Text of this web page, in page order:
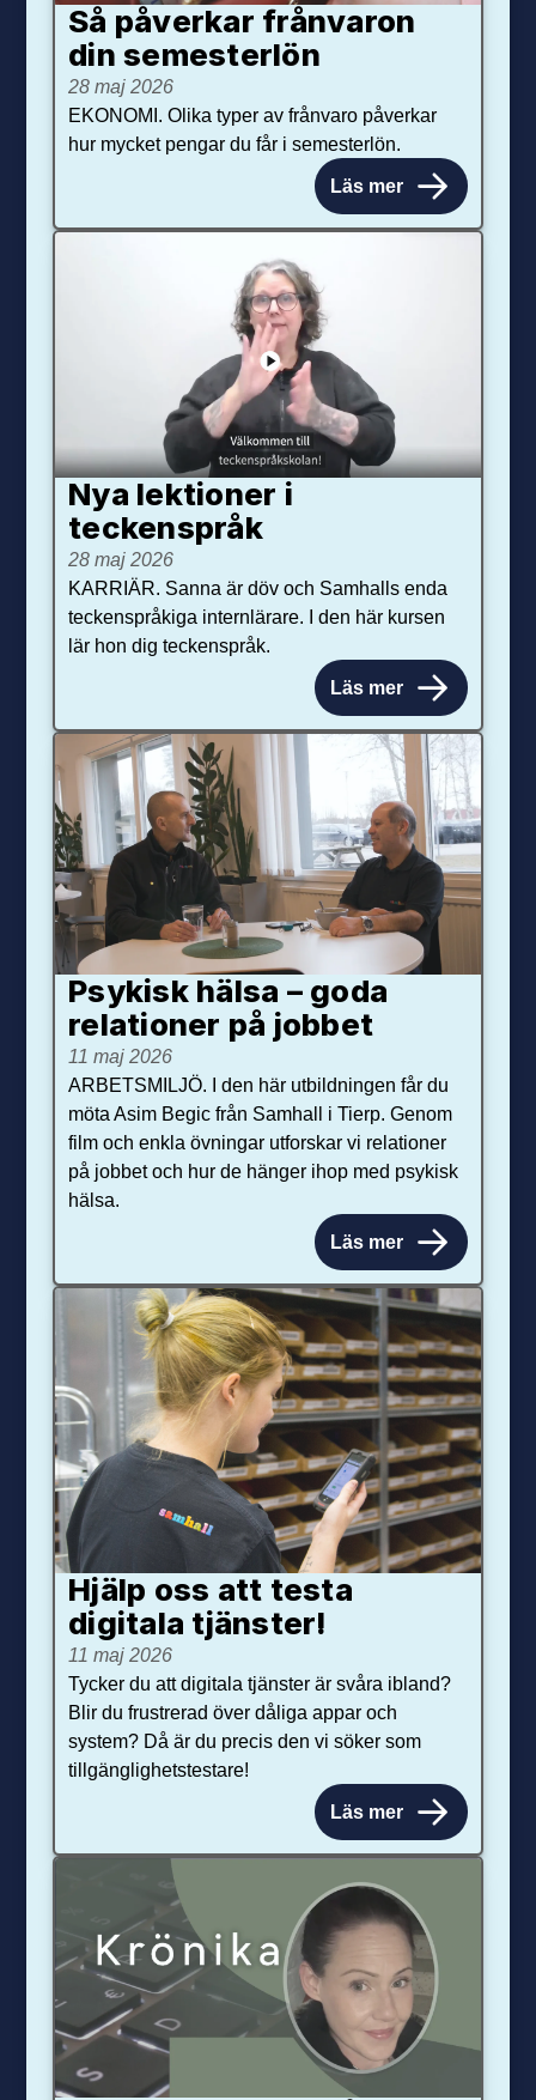
Så påverkar från­varon
din semester­lön
28 maj 2026
EKONOMI. Olika typer av frånvaro påverkar
hur mycket pengar du får i semesterlön.
Läs mer
Nya lektioner i
teckenspråk
28 maj 2026
KARRIÄR. Sanna är döv och Samhalls enda
teckenspråkiga internlärare. I den här kursen
lär hon dig teckenspråk.
Läs mer
Psykisk hälsa – goda
relationer på jobbet
11 maj 2026
ARBETSMILJÖ. I den här utbildningen får du
möta Asim Begic från Samhall i Tierp. Genom
film och enkla övningar utforskar vi relationer
på jobbet och hur de hänger ihop med psykisk
hälsa.
Läs mer
Hjälp oss att testa
digitala tjänster!
11 maj 2026
Tycker du att digitala tjänster är svåra ibland?
Blir du frustrerad över dåliga appar och
system? Då är du precis den vi söker som
tillgänglighetstestare!
Läs mer